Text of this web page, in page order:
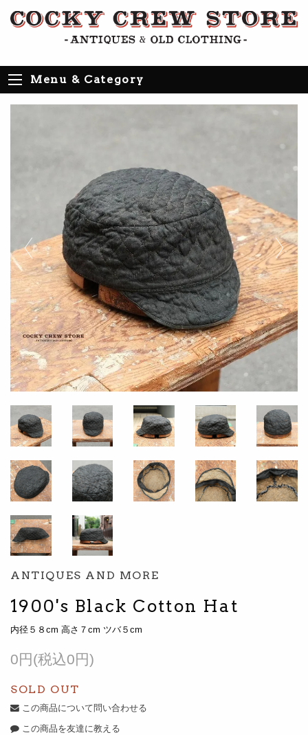
Menu & Category
ANTIQUES AND MORE
1900's Black Cotton Hat
内径５８cm 高さ７cm ツバ５cm
0円(税込0円)
SOLD OUT
この商品について問い合わせる
この商品を友達に教える